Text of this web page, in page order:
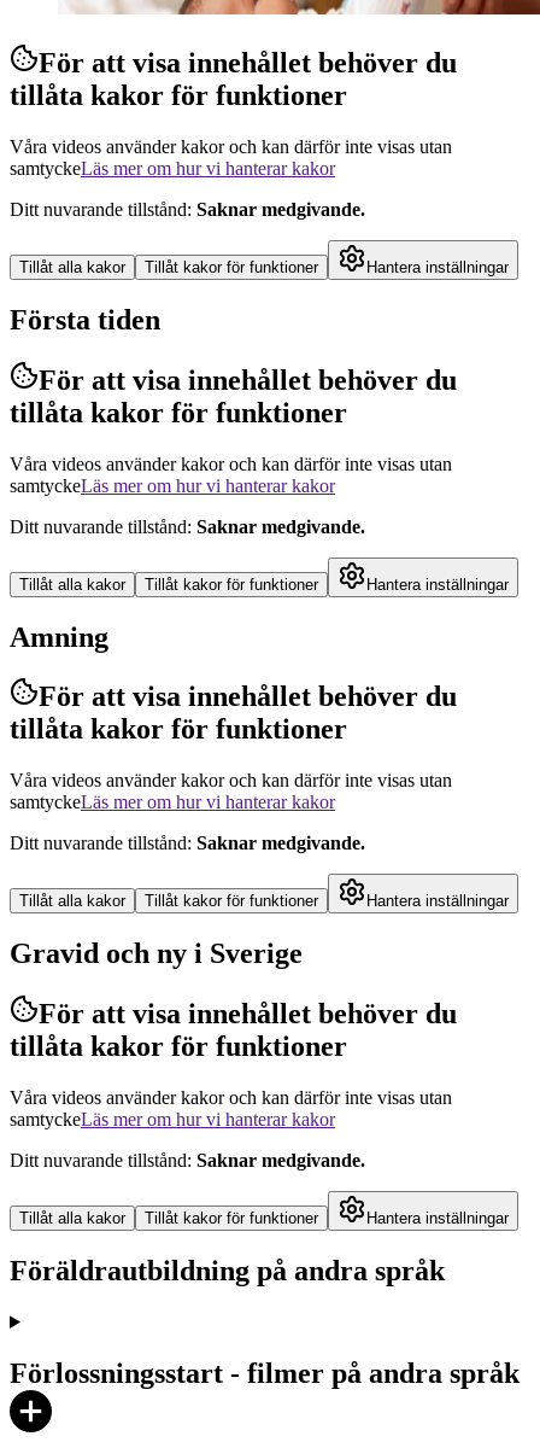
För att visa innehållet behöver du
tillåta kakor för funktioner
Våra videos använder kakor och kan därför inte visas utan
samtyckeLäs mer om hur vi hanterar kakor
Ditt nuvarande tillstånd: Saknar medgivande.
Tillåt alla kakor Tillåt kakor för funktioner Hantera inställningar
Första tiden
För att visa innehållet behöver du
tillåta kakor för funktioner
Våra videos använder kakor och kan därför inte visas utan
samtyckeLäs mer om hur vi hanterar kakor
Ditt nuvarande tillstånd: Saknar medgivande.
Tillåt alla kakor Tillåt kakor för funktioner Hantera inställningar
Amning
För att visa innehållet behöver du
tillåta kakor för funktioner
Våra videos använder kakor och kan därför inte visas utan
samtyckeLäs mer om hur vi hanterar kakor
Ditt nuvarande tillstånd: Saknar medgivande.
Tillåt alla kakor Tillåt kakor för funktioner Hantera inställningar
Gravid och ny i Sverige
För att visa innehållet behöver du
tillåta kakor för funktioner
Våra videos använder kakor och kan därför inte visas utan
samtyckeLäs mer om hur vi hanterar kakor
Ditt nuvarande tillstånd: Saknar medgivande.
Tillåt alla kakor Tillåt kakor för funktioner Hantera inställningar
Föräldrautbildning på andra språk
Förlossningsstart - filmer på andra språk